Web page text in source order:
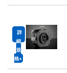
詳
細
規
格